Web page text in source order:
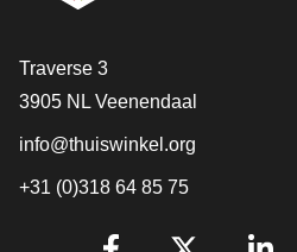
Contact
Traverse 3
3905 NL Veenendaal
info@thuiswinkel.org
+31 (0)318 64 85 75
Volg je ons al?